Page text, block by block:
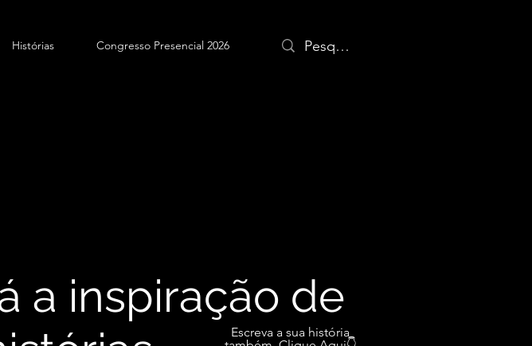
Histórias Congresso Presencial 2026
a inspiração de
Escreva a sua história